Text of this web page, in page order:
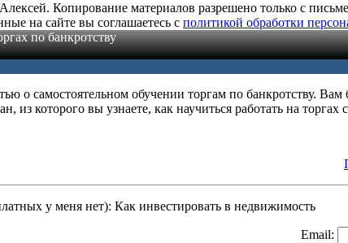
. Копирование материалов разрешено только с
на сайте вы соглашаетесь с политикой обработки
по банкротству
о самостоятельном обучении торгам по банкротству.
из которого вы узнаете, как научиться работать на торгах
у меня нет): Как инвестировать в недвижимость
Email: